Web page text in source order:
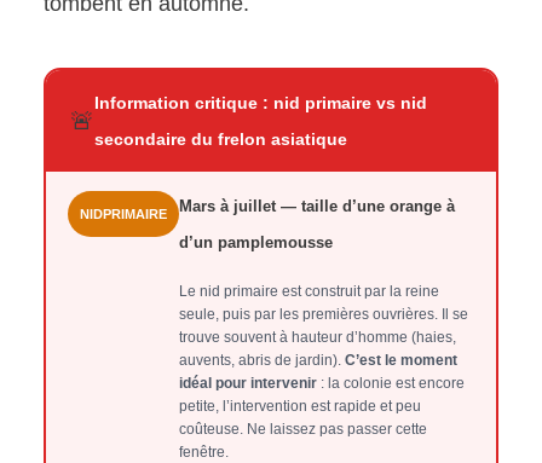
🚨
Information critique : nid primaire vs nid
secondaire du frelon asiatique
NIDPRIMAIRE
Mars à juillet — taille d’une orange à
d’un pamplemousse
Le nid primaire est construit par la reine
seule, puis par les premières ouvrières. Il se
trouve souvent à hauteur d’homme (haies,
auvents, abris de jardin). C’est le moment
idéal pour intervenir: la colonie est encore
petite, l’intervention est rapide et peu
coûteuse. Ne laissez pas passer cette
fenêtre.